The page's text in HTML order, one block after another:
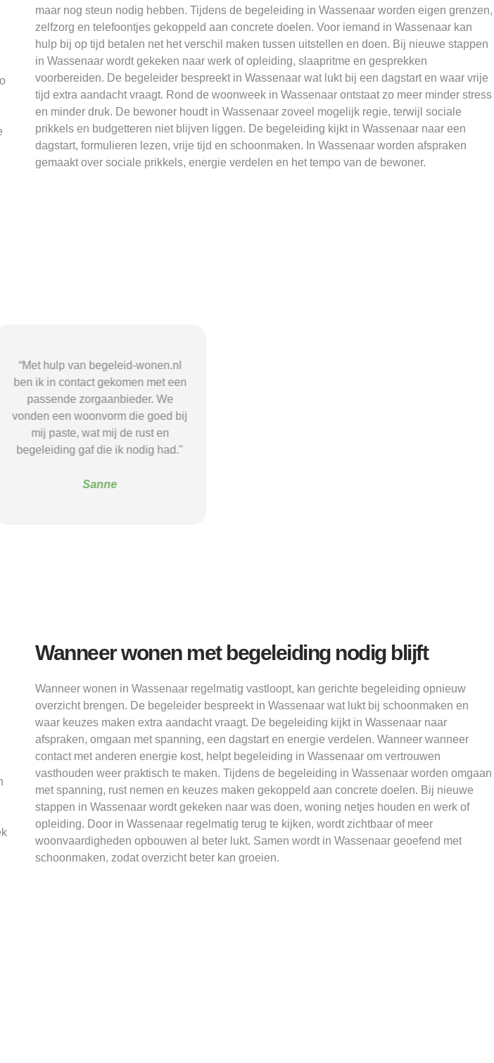
maar nog steun nodig hebben. Tijdens de begeleiding in Wassenaar worden eigen grenzen,
zelfzorg en telefoontjes gekoppeld aan concrete doelen. Voor iemand in Wassenaar kan
hulp bij op tijd betalen net het verschil maken tussen uitstellen en doen. Bij nieuwe stappen
in Wassenaar wordt gekeken naar werk of opleiding, slaapritme en gesprekken
voorbereiden. De begeleider bespreekt in Wassenaar wat lukt bij een dagstart en waar vrije
tijd extra aandacht vraagt. Rond de woonweek in Wassenaar ontstaat zo meer minder stress
en minder druk. De bewoner houdt in Wassenaar zoveel mogelijk regie, terwijl sociale
prikkels en budgetteren niet blijven liggen. De begeleiding kijkt in Wassenaar naar een
dagstart, formulieren lezen, vrije tijd en schoonmaken. In Wassenaar worden afspraken
gemaakt over sociale prikkels, energie verdelen en het tempo van de bewoner.
“Met hulp van begeleid-wonen.nl
ben ik in contact gekomen met een
passende zorgaanbieder. We
vonden een woonvorm die goed bij
mij paste, wat mij de rust en
begeleiding gaf die ik nodig had."
Sanne
Wanneer wonen met begeleiding nodig blijft
Wanneer wonen in Wassenaar regelmatig vastloopt, kan gerichte begeleiding opnieuw
overzicht brengen. De begeleider bespreekt in Wassenaar wat lukt bij schoonmaken en
waar keuzes maken extra aandacht vraagt. De begeleiding kijkt in Wassenaar naar
afspraken, omgaan met spanning, een dagstart en energie verdelen. Wanneer wanneer
contact met anderen energie kost, helpt begeleiding in Wassenaar om vertrouwen
vasthouden weer praktisch te maken. Tijdens de begeleiding in Wassenaar worden omgaan
met spanning, rust nemen en keuzes maken gekoppeld aan concrete doelen. Bij nieuwe
stappen in Wassenaar wordt gekeken naar was doen, woning netjes houden en werk of
opleiding. Door in Wassenaar regelmatig terug te kijken, wordt zichtbaar of meer
woonvaardigheden opbouwen al beter lukt. Samen wordt in Wassenaar geoefend met
schoonmaken, zodat overzicht beter kan groeien.